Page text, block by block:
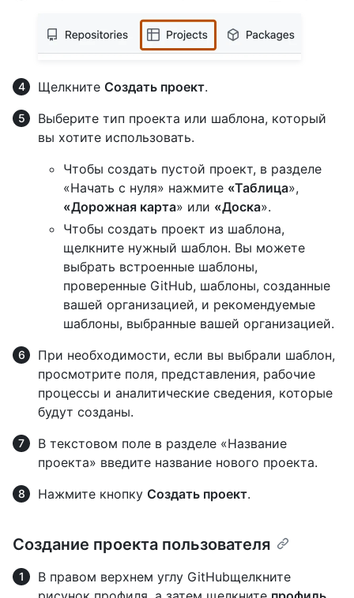
Щелкните Создать проект.
Выберите тип проекта или шаблона, который
вы хотите использовать.
Чтобы создать пустой проект, в разделе
«Начать с нуля» нажмите «Таблица»,
«Дорожная карта» или «Доска».
Чтобы создать проект из шаблона,
щелкните нужный шаблон. Вы можете
выбрать встроенные шаблоны,
проверенные GitHub, шаблоны, созданные
вашей организацией, и рекомендуемые
шаблоны, выбранные вашей организацией.
При необходимости, если вы выбрали шаблон,
просмотрите поля, представления, рабочие
процессы и аналитические сведения, которые
будут созданы.
В текстовом поле в разделе «Название
проекта» введите название нового проекта.
Нажмите кнопку Создать проект.
Создание проекта пользователя
В правом верхнем углу GitHubщелкните